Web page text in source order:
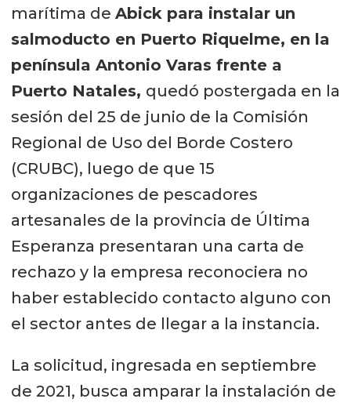
marítima de Abick para instalar un
salmoducto en Puerto Riquelme, en la
península Antonio Varas frente a
Puerto Natales, quedó postergada en la
sesión del 25 de junio de la Comisión
Regional de Uso del Borde Costero
(CRUBC), luego de que 15
organizaciones de pescadores
artesanales de la provincia de Última
Esperanza presentaran una carta de
rechazo y la empresa reconociera no
haber establecido contacto alguno con
el sector antes de llegar a la instancia.
La solicitud, ingresada en septiembre
de 2021, busca amparar la instalación de